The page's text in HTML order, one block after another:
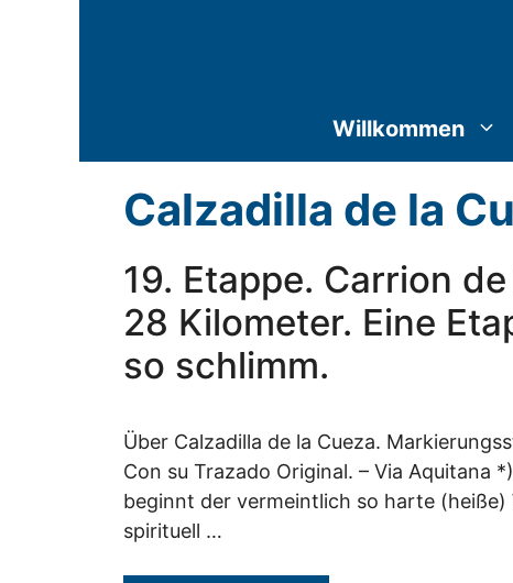
Willkommen
Calzadilla de la
19. Etappe. Carrion
28 Kilometer. Eine
so schlimm.
Über Calzadilla de la Cueza.
Con su Trazado Original. – Via Aquitana
beginnt der vermeintlich so harte
spirituell …